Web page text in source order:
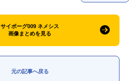
FOLLOW US
サイボーグ009 ネメシス
画像まとめを見る
元の記事へ戻る